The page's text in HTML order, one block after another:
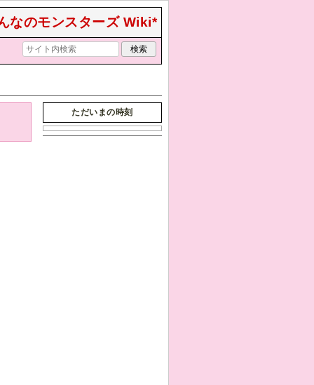
なのモンスターズ Wiki*
ただいまの時刻